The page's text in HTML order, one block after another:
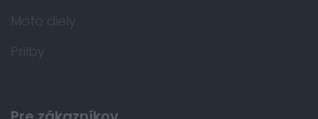
Moto diely
Prilby